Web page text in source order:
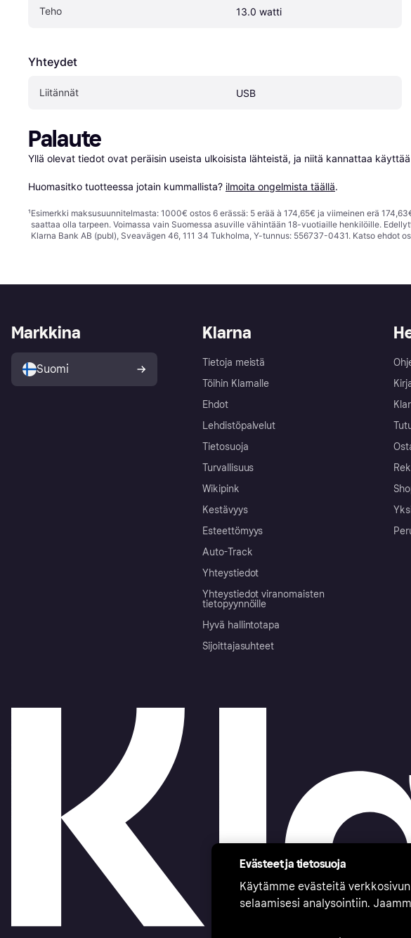
Teho 13.0 watti
Yhteydet
Liitännät USB
Palaute
Yllä olevat tiedot ovat peräisin useista ulkoisista lähteistä, ja niitä kannattaa
Huomasitko tuotteessa jotain kummallista? ilmoita ongelmista täällä.
¹Esimerkki maksusuunnitelmasta: 1000€ ostos 6 erässä: 5 erää à 174,65€ ja viimeinen erä
saattaa olla tarpeen. Voimassa vain Suomessa asuville vähintään 18-vuotiaille henkilöille.
Klarna Bank AB (publ), Sveavägen 46, 111 34 Tukholma, Y-tunnus: 556737-0431. Katso ehdot
Klarna
Tietoja meistä
Töihin Klarnalle
Ehdot
Lehdistöpalvelut
Tietosuoja
Turvallisuus
Wikipink
Kestävyys
Esteettömyys
Auto-Track
Yhteystiedot
Yhteystiedot viranomaisten
tietopyynnöille
Hyvä hallintotapa
Sijoittajasuhteet
Markkina
Suomi
Evästeet ja tietosuoja
Käytämme evästeitä
selaamisesi analysointiin.